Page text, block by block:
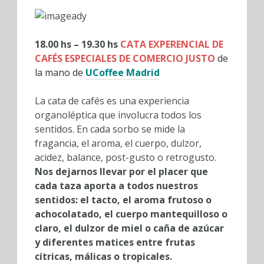
18.00 hs – 19.30 hs CATA EXPERENCIAL DE
CAFÉS ESPECIALES DE COMERCIO JUSTO de
la mano de UCoffee Madrid
La cata de cafés es una experiencia
organoléptica que involucra todos los
sentidos. En cada sorbo se mide la
fragancia, el aroma, el cuerpo, dulzor,
acidez, balance, post-gusto o retrogusto.
Nos dejarnos llevar por el placer que
cada taza aporta a todos nuestros
sentidos: el tacto, el aroma frutoso o
achocolatado, el cuerpo mantequilloso o
claro, el dulzor de miel o caña de azúcar
y diferentes matices entre frutas
cítricas, málicas o tropicales.